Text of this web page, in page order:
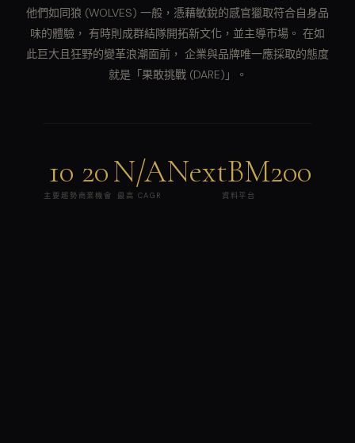
他們如同狼 (WOLVES) 一般，憑藉敏銳的感官獵取符合自身品
味的體驗， 有時則成群結隊開拓新文化，並主導市場。 在如
此巨大且狂野的變革浪潮面前， 企業與品牌唯一應採取的態度
就是「果敢挑戰 (DARE)」。
10
主要趨勢
20
商業機會
N/A
最高 CAGR
NextBM200
資料平台